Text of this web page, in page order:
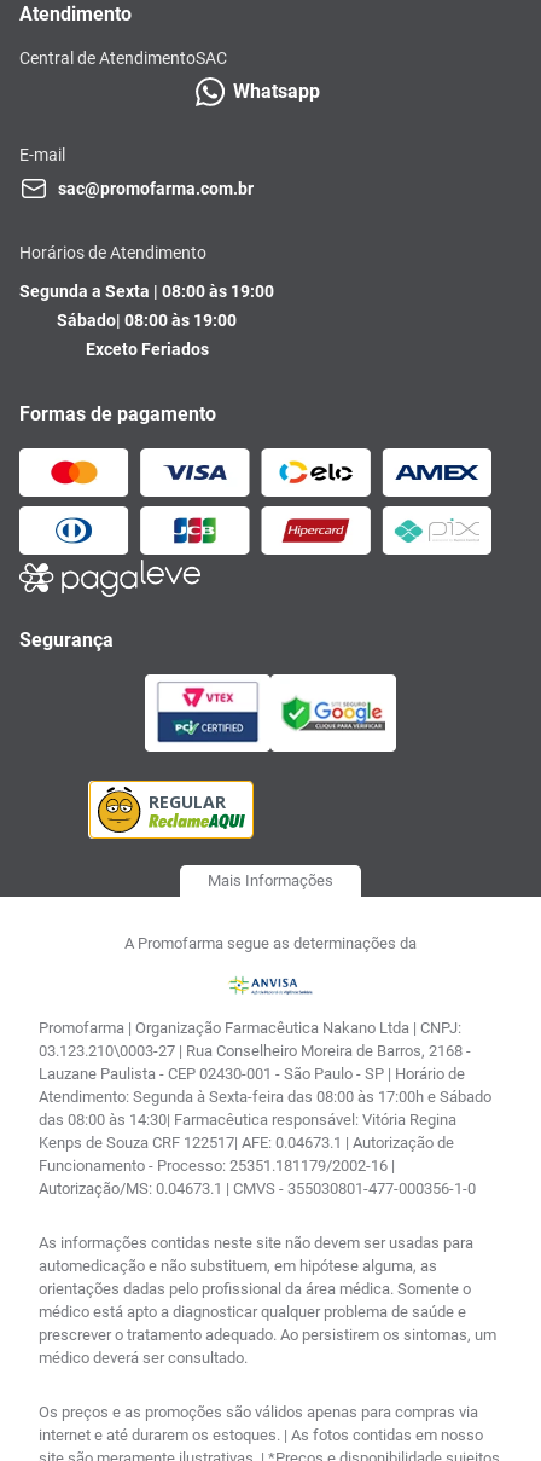
Atendimento
Central de AtendimentoSAC
Whatsapp
E-mail
sac@promofarma.com.br
Horários de Atendimento
Segunda a Sexta | 08:00 às 19:00
Sábado| 08:00 às 19:00
Exceto Feriados
Formas de pagamento
Segurança
Mais Informações
A Promofarma segue as determinações da
Promofarma | Organização Farmacêutica Nakano Ltda | CNPJ:
03.123.210\0003-27 | Rua Conselheiro Moreira de Barros, 2168 -
Lauzane Paulista - CEP 02430-001 - São Paulo - SP | Horário de
Atendimento: Segunda à Sexta-feira das 08:00 às 17:00h e Sábado
das 08:00 às 14:30| Farmacêutica responsável: Vitória Regina
Kenps de Souza CRF 122517| AFE: 0.04673.1 | Autorização de
Funcionamento - Processo: 25351.181179/2002-16 |
Autorização/MS: 0.04673.1 | CMVS - 355030801-477-000356-1-0
As informações contidas neste site não devem ser usadas para
automedicação e não substituem, em hipótese alguma, as
orientações dadas pelo profissional da área médica. Somente o
médico está apto a diagnosticar qualquer problema de saúde e
prescrever o tratamento adequado. Ao persistirem os sintomas, um
médico deverá ser consultado.
Os preços e as promoções são válidos apenas para compras via
internet e até durarem os estoques. | As fotos contidas em nosso